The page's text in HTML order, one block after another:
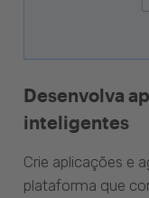
Desenvolva
inteligentes
Crie aplicações e
plataforma que